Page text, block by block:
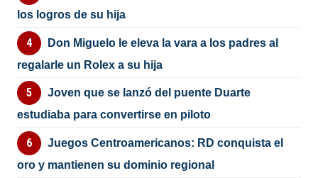
los logros de su hija
Don Miguelo le eleva la vara a los padres al
regalarle un Rolex a su hija
Joven que se lanzó del puente Duarte
estudiaba para convertirse en piloto
Juegos Centroamericanos: RD conquista el
oro y mantienen su dominio regional